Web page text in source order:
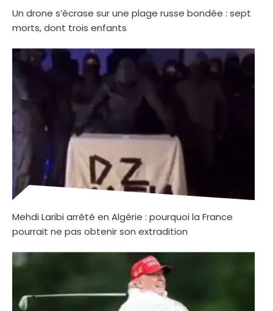
Un drone s’écrase sur une plage russe bondée : sept
morts, dont trois enfants
Mehdi Laribi arrêté en Algérie : pourquoi la France
pourrait ne pas obtenir son extradition